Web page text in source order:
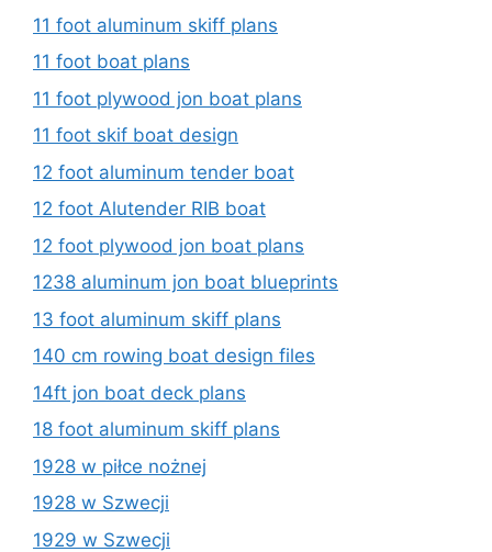
11 foot aluminum skiff plans
11 foot boat plans
11 foot plywood jon boat plans
11 foot skif boat design
12 foot aluminum tender boat
12 foot Alutender RIB boat
12 foot plywood jon boat plans
1238 aluminum jon boat blueprints
13 foot aluminum skiff plans
140 cm rowing boat design files
14ft jon boat deck plans
18 foot aluminum skiff plans
1928 w piłce nożnej
1928 w Szwecji
1929 w Szwecji